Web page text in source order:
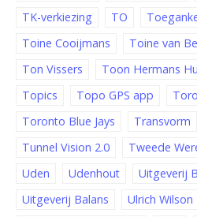
TK-verkiezing
TO
Toine Cooijmans
Toine van
Ton Vissers
Toon Hermans
Topics
Topo GPS app
Toronto Blue Jays
Transvorm
Tunnel Vision 2.0
Tweede
Uden
Udenhout
Uitgeverij
Uitgeverij Balans
Ulrich Wilson